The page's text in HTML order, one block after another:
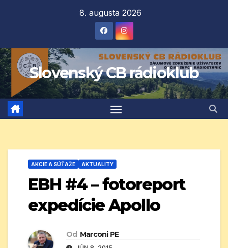
8. augusta 2026
Slovenský CB rádioklub
AKCIE A SÚŤAŽE AKTUALITY
EBH #4 – fotoreport
expedície Apollo
Od Marconi PE